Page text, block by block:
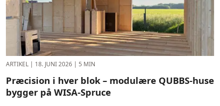
ARTIKEL | 18. JUNI 2026 | 5 MIN
Præcision i hver blok – modulære QUBBS-huse
bygger på WISA-Spruce